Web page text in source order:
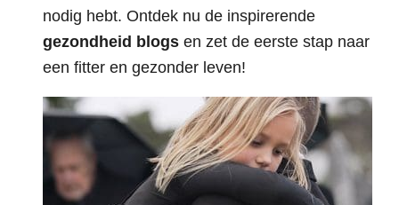
nodig hebt. Ontdek nu de inspirerende
gezondheid blogs en zet de eerste stap naar
een fitter en gezonder leven!